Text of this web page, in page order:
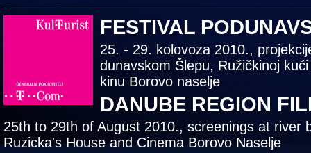
FESTIVAL
25. - 29. kolovoza 2010.,
dunavskom Šlepu, Ružičkinoj
kinu Borovo naselje
DANUBE REGION
25th to 29th of August 2010., screenings at river
Ruzicka's House and Cinema Borovo Naselje